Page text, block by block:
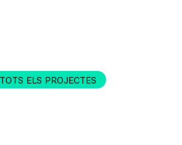
TOTS ELS PROJECTES